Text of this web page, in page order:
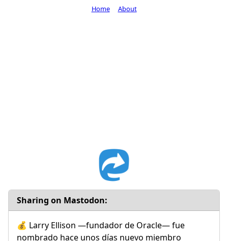
Sharing on Mastodon:
💰 Larry Ellison —fundador de Oracle— fue
nombrado hace unos días nuevo miembro
Home About